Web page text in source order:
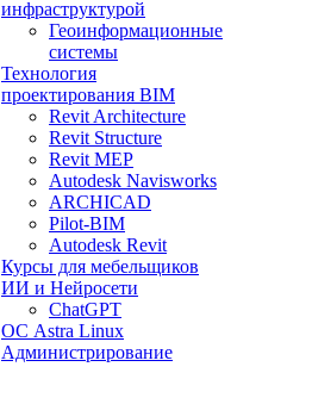
инфраструктурой
Геоинформационные
системы
Технология
проектирования BIM
Revit Architecture
Revit Structure
Revit MEP
Autodesk Navisworks
ARCHICAD
Pilot-BIM
Autodesk Revit
Курсы для мебельщиков
ИИ и Нейросети
ChatGPT
ОС Astra Linux
Администрирование